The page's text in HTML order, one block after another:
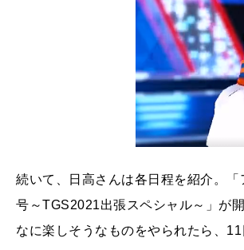
続いて、日高さんは各日程を紹介。
号～TGS2021出張スペシャル～」が
なに楽しそうなものをやられたら、